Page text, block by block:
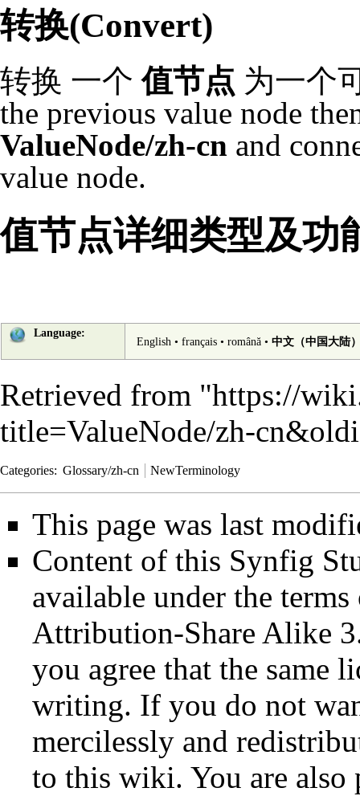
转换(Convert)
转换 一个值节点 为一个
the previous value node
ValueNode/zh-cn and
value node.
值节点详细类型及功
Language:
English • français• română• 中文（中国大陆
Retrieved from "https://
title=ValueNode/zh-
Categories: Glossary/zh-cn NewTerminology
This page was last
Content of this Synfig
available under the
Attribution-Share Alike
you agree that the same
writing. If you do not
mercilessly and
to this wiki. You are